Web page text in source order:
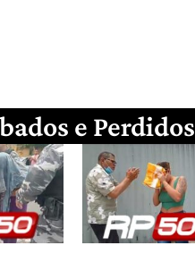
e Perdidos